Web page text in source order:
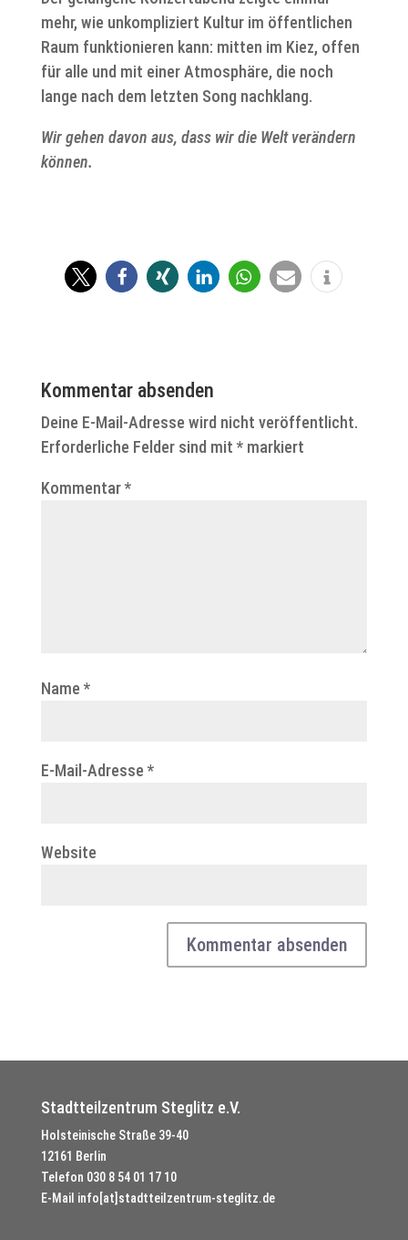
mehr, wie unkompliziert Kultur im öffentlichen
Raum funktionieren kann: mitten im Kiez, offen
für alle und mit einer Atmosphäre, die noch
lange nach dem letzten Song nachklang.
Wir gehen davon aus, dass wir die Welt verändern
können.
Kommentar absenden
Deine E-Mail-Adresse wird nicht veröffentlicht.
Erforderliche Felder sind mit *markiert
Kommentar*
Name *
E-Mail-Adresse *
Website
Stadtteilzentrum Steglitz e.V.
Holsteinische Straße 39-40
12161 Berlin
Telefon 030 8 54 01 17 10
E-Mail info[at]stadtteilzentrum-steglitz.de